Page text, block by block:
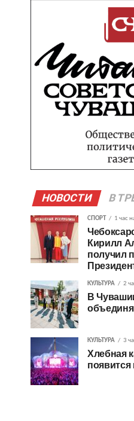
НОВОСТИ В
СПОРТ 1 час
Кирилл
получил
КУЛЬТУРА 2
В
КУЛЬТУРА 3
Хлебная
появится